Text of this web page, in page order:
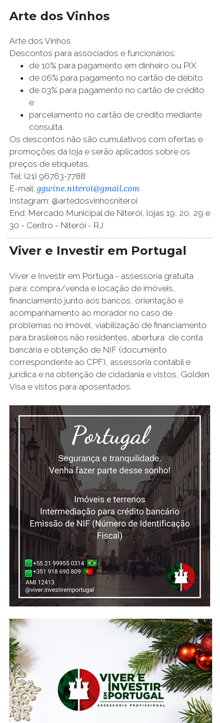
Arte dos Vinhos
Arte dos Vinhos
Descontos para associados e funcionários:
de 10% para pagamento em dinheiro ou PIX
de 06% para pagamento no cartão de débito
de 03% para pagamento no cartão de crédito
e
parcelamento no cartão de crédito mediante
consulta.
Os descontos não são cumulativos com ofertas e
promoções da loja e serão aplicados sobre os
preços de etiquetas.
Tel: (21) 96763-7788
E-mail: ggwine.niteroi@gmail.com
Instagram: @artedosvinhosniteroi
End: Mercado Municipal de Niterói, lojas 19, 20, 29 e
30 - Centro - Niterói - RJ
Viver e Investir em Portugal
Viver e Investir em Portuga - assessoria gratuita
para: compra/venda e locação de imóveis,
financiamento junto aos bancos, orientação e
acompanhamento ao morador no caso de
problemas no imóvel, viabilização de financiamento
para brasileiros não residentes, abertura de conta
bancária e obtenção de NIF (documento
correspondente ao CPF), assessoria contábil e
jurídica e na obtenção de cidadania e vistos, Golden
Visa e vistos para aposentados.